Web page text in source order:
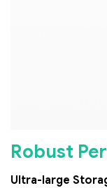
Robust
Ultra-large